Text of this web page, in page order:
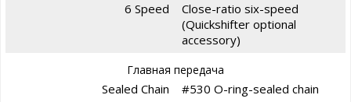
6 Speed
Close-ratio six-speed
(Quickshifter optional
accessory)
Главная передача
Sealed Chain #530 O-ring-sealed chain